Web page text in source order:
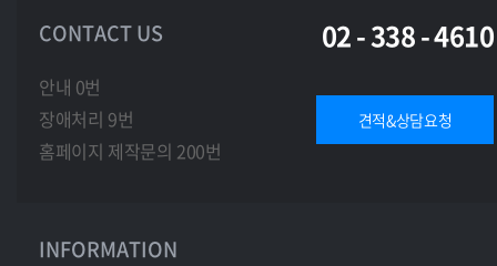
CONTACT US 02 - 338 - 4610
안내 0번
장애처리 9번
홈페이지 제작문의 200번
견적&상담요청
INFORMATION